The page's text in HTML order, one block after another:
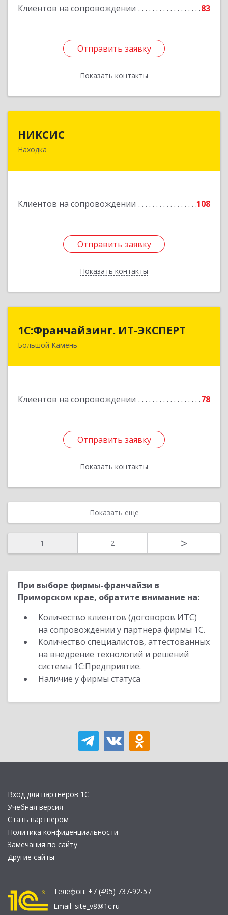
Клиентов на сопровождении 83
Отправить заявку
Показать контакты
Подробнее
Отправить заявку
Назад
НИКСИС
Находка
Клиентов на сопровождении 108
Отправить заявку
Показать контакты
Отправить заявку
Назад
1С:Франчайзинг. ИТ-ЭКСПЕРТ
Большой Камень
Клиентов на сопровождении 78
Отправить заявку
Показать контакты
1С:Франчайзинг. ИТ-ЭКСПЕРТ
692806, Приморский край, Большой Камень г,
Отправить заявку
Назад
Показать еще
1 2 >
При выборе фирмы-франчайзи в
Приморском крае, обратите внимание на:
Количество клиентов (договоров ИТС)
на сопровождении у партнера фирмы 1С.
Количество специалистов, аттестованных
на внедрение технологий и решений
системы 1С:Предприятие.
Наличие у фирмы статуса
Вход для партнеров 1С
Учебная версия
Стать партнером
Политика конфиденциальности
Замечания по сайту
Другие сайты
Телефон: +7 (495) 737-92-57
Email: site_v8@1c.ru